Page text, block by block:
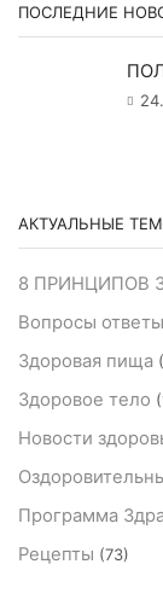
ПОСЛЕДНИЕ
АКТУАЛЬНЫЕ
8 ПРИНЦИПОВ
Вопросы ответы
Здоровая пища
Здоровое тело
Новости
Программа
Рецепты (73)